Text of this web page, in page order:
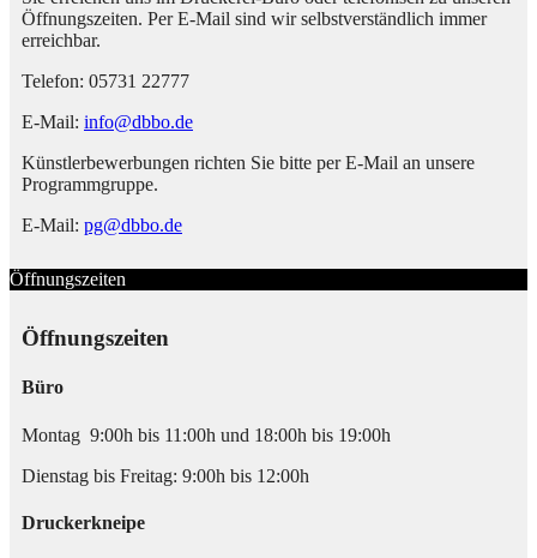
Öffnungszeiten. Per E-Mail sind wir selbstverständlich immer
erreichbar.
Telefon: 05731 22777
E-Mail: info@dbbo.de
Künstlerbewerbungen richten Sie bitte per E-Mail an unsere
Programmgruppe.
E-Mail: pg@dbbo.de
Öffnungszeiten
Öffnungszeiten
Büro
Montag 9:00h bis 11:00h und 18:00h bis 19:00h
Dienstag bis Freitag: 9:00h bis 12:00h
Druckerkneipe